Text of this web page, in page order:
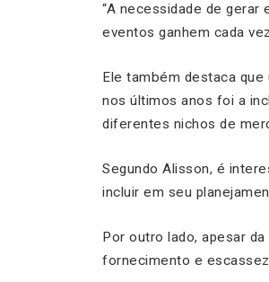
“A necessidade de
eventos ganhem cada
Ele também destaca
nos últimos anos foi a
diferentes nichos de
Segundo Alisson, é
incluir em seu
Por outro lado, apesar
fornecimento e